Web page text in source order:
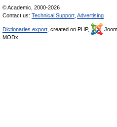
© Academic, 2000-2026
Contact us: Technical Support Advertising
Dictionaries export , created on PHP,
MODx.